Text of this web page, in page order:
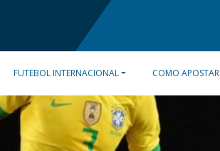
FUTEBOL INTERNACIONAL COMO APOSTAR